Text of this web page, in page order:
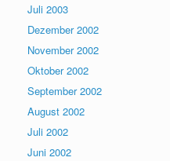
Juli 2003
Dezember 2002
November 2002
Oktober 2002
September 2002
August 2002
Juli 2002
Juni 2002